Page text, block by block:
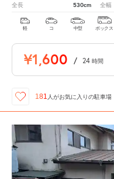
全長 530cm 全幅
軽 コ 中型 ボックス
¥1,600 / 24 時間
181 人がお気に入りの駐車場